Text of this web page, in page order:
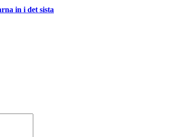
in i det sista